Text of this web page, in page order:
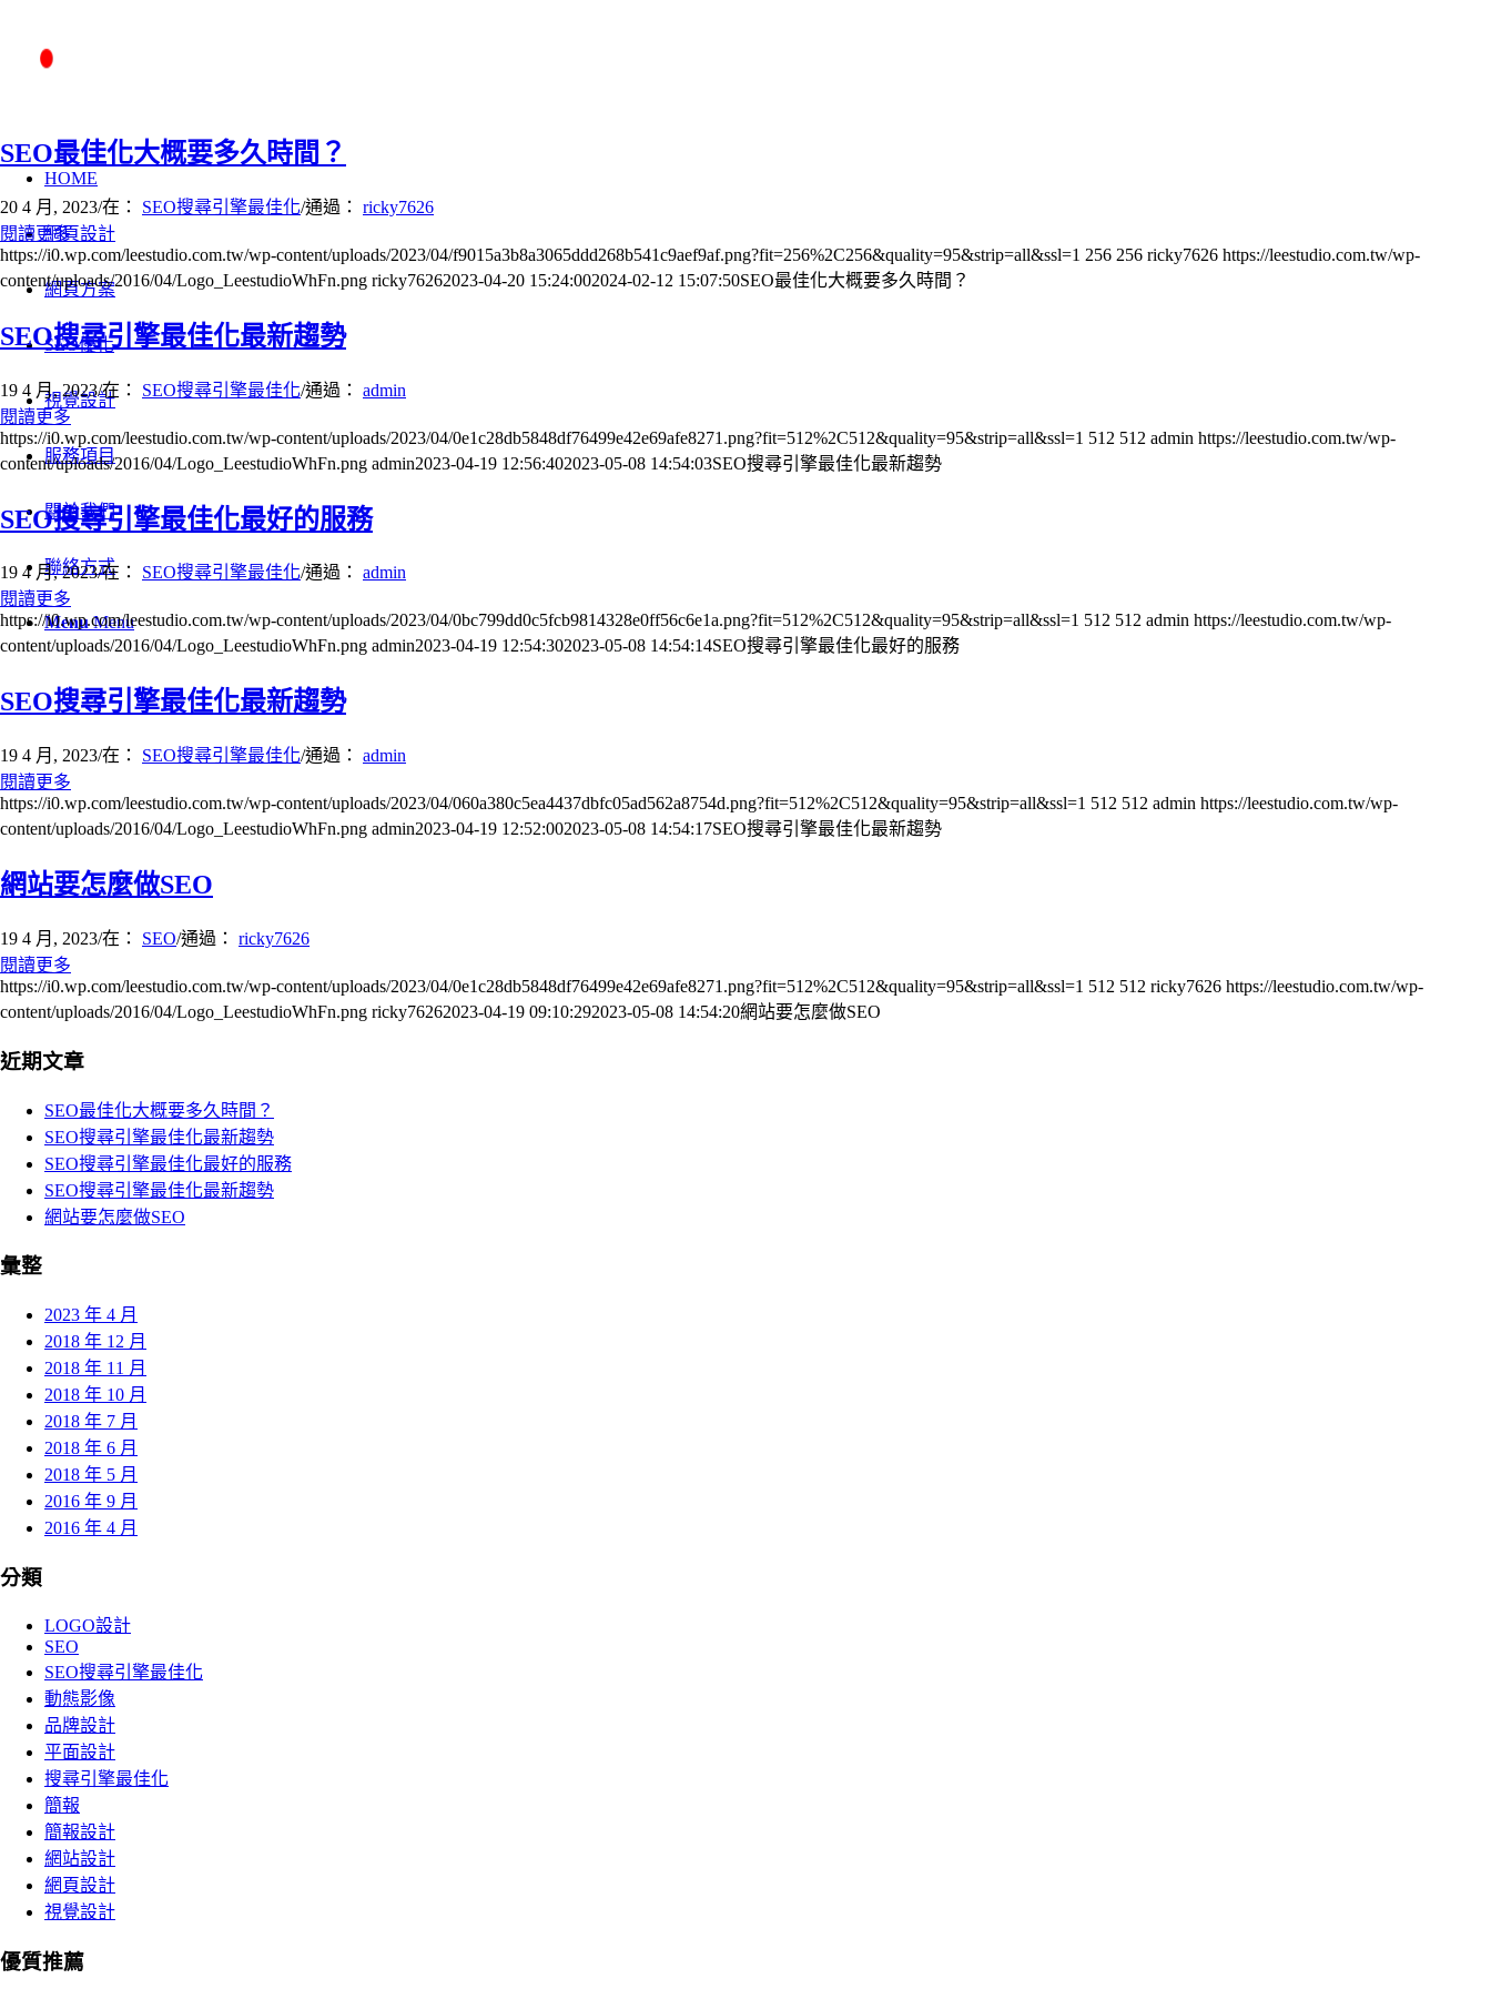
HOME
網頁設計
網頁方案
SEO優化
視覺設計
服務項目
關於我們
聯絡方式
Menu Menu
SEO最佳化大概要多久時間？
20 4 月, 2023/在： SEO搜尋引擎最佳化/通過： ricky7626
閱讀更多
https://i0.wp.com/leestudio.com.tw/wp-content/uploads/2023/04/f9015a3b8a3065ddd268b541c9aef9af.png?fit=256%2C256&quality=95&strip=all&ssl=1 256 256 ricky7626 https://leestudio.com.tw/wp-
content/uploads/2016/04/Logo_LeestudioWhFn.png ricky76262023-04-20 15:24:002024-02-12 15:07:50SEO最佳化大概要多久時間？
SEO搜尋引擎最佳化最新趨勢
19 4 月, 2023/在： SEO搜尋引擎最佳化/通過： admin
閱讀更多
https://i0.wp.com/leestudio.com.tw/wp-content/uploads/2023/04/0e1c28db5848df76499e42e69afe8271.png?fit=512%2C512&quality=95&strip=all&ssl=1 512 512 admin https://leestudio.com.tw/wp-
content/uploads/2016/04/Logo_LeestudioWhFn.png admin2023-04-19 12:56:402023-05-08 14:54:03SEO搜尋引擎最佳化最新趨勢
SEO搜尋引擎最佳化最好的服務
19 4 月, 2023/在： SEO搜尋引擎最佳化/通過： admin
閱讀更多
https://i0.wp.com/leestudio.com.tw/wp-content/uploads/2023/04/0bc799dd0c5fcb9814328e0ff56c6e1a.png?fit=512%2C512&quality=95&strip=all&ssl=1 512 512 admin https://leestudio.com.tw/wp-
content/uploads/2016/04/Logo_LeestudioWhFn.png admin2023-04-19 12:54:302023-05-08 14:54:14SEO搜尋引擎最佳化最好的服務
SEO搜尋引擎最佳化最新趨勢
19 4 月, 2023/在： SEO搜尋引擎最佳化/通過： admin
閱讀更多
https://i0.wp.com/leestudio.com.tw/wp-content/uploads/2023/04/060a380c5ea4437dbfc05ad562a8754d.png?fit=512%2C512&quality=95&strip=all&ssl=1 512 512 admin https://leestudio.com.tw/wp-
content/uploads/2016/04/Logo_LeestudioWhFn.png admin2023-04-19 12:52:002023-05-08 14:54:17SEO搜尋引擎最佳化最新趨勢
網站要怎麼做SEO
19 4 月, 2023/在： SEO/通過： ricky7626
閱讀更多
https://i0.wp.com/leestudio.com.tw/wp-content/uploads/2023/04/0e1c28db5848df76499e42e69afe8271.png?fit=512%2C512&quality=95&strip=all&ssl=1 512 512 ricky7626 https://leestudio.com.tw/wp-
content/uploads/2016/04/Logo_LeestudioWhFn.png ricky76262023-04-19 09:10:292023-05-08 14:54:20網站要怎麼做SEO
近期文章
SEO最佳化大概要多久時間？
SEO搜尋引擎最佳化最新趨勢
SEO搜尋引擎最佳化最好的服務
SEO搜尋引擎最佳化最新趨勢
網站要怎麼做SEO
彙整
2023 年 4 月
2018 年 12 月
2018 年 11 月
2018 年 10 月
2018 年 7 月
2018 年 6 月
2018 年 5 月
2016 年 9 月
2016 年 4 月
分類
LOGO設計
SEO
SEO搜尋引擎最佳化
動態影像
品牌設計
平面設計
搜尋引擎最佳化
簡報
簡報設計
網站設計
網頁設計
視覺設計
優質推薦